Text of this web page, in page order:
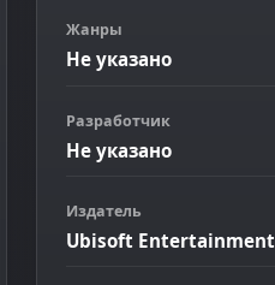
Жанры
Не указано
Разработчик
Не указано
Издатель
Ubisoft Entertainment